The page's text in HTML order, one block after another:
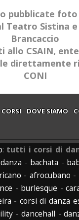
pubblicate
Teatro Sistina
Brancaccio
allo CSAIN,
direttamente
CONI
CORSI DOVE SIAMO
: tutti i corsi di
- bachata -
- afrocubano -
- burlesque -
- corsi di danza
-dancehall -